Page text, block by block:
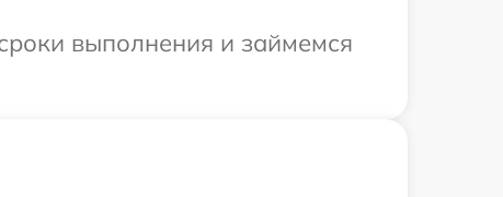
выполнения и займемся